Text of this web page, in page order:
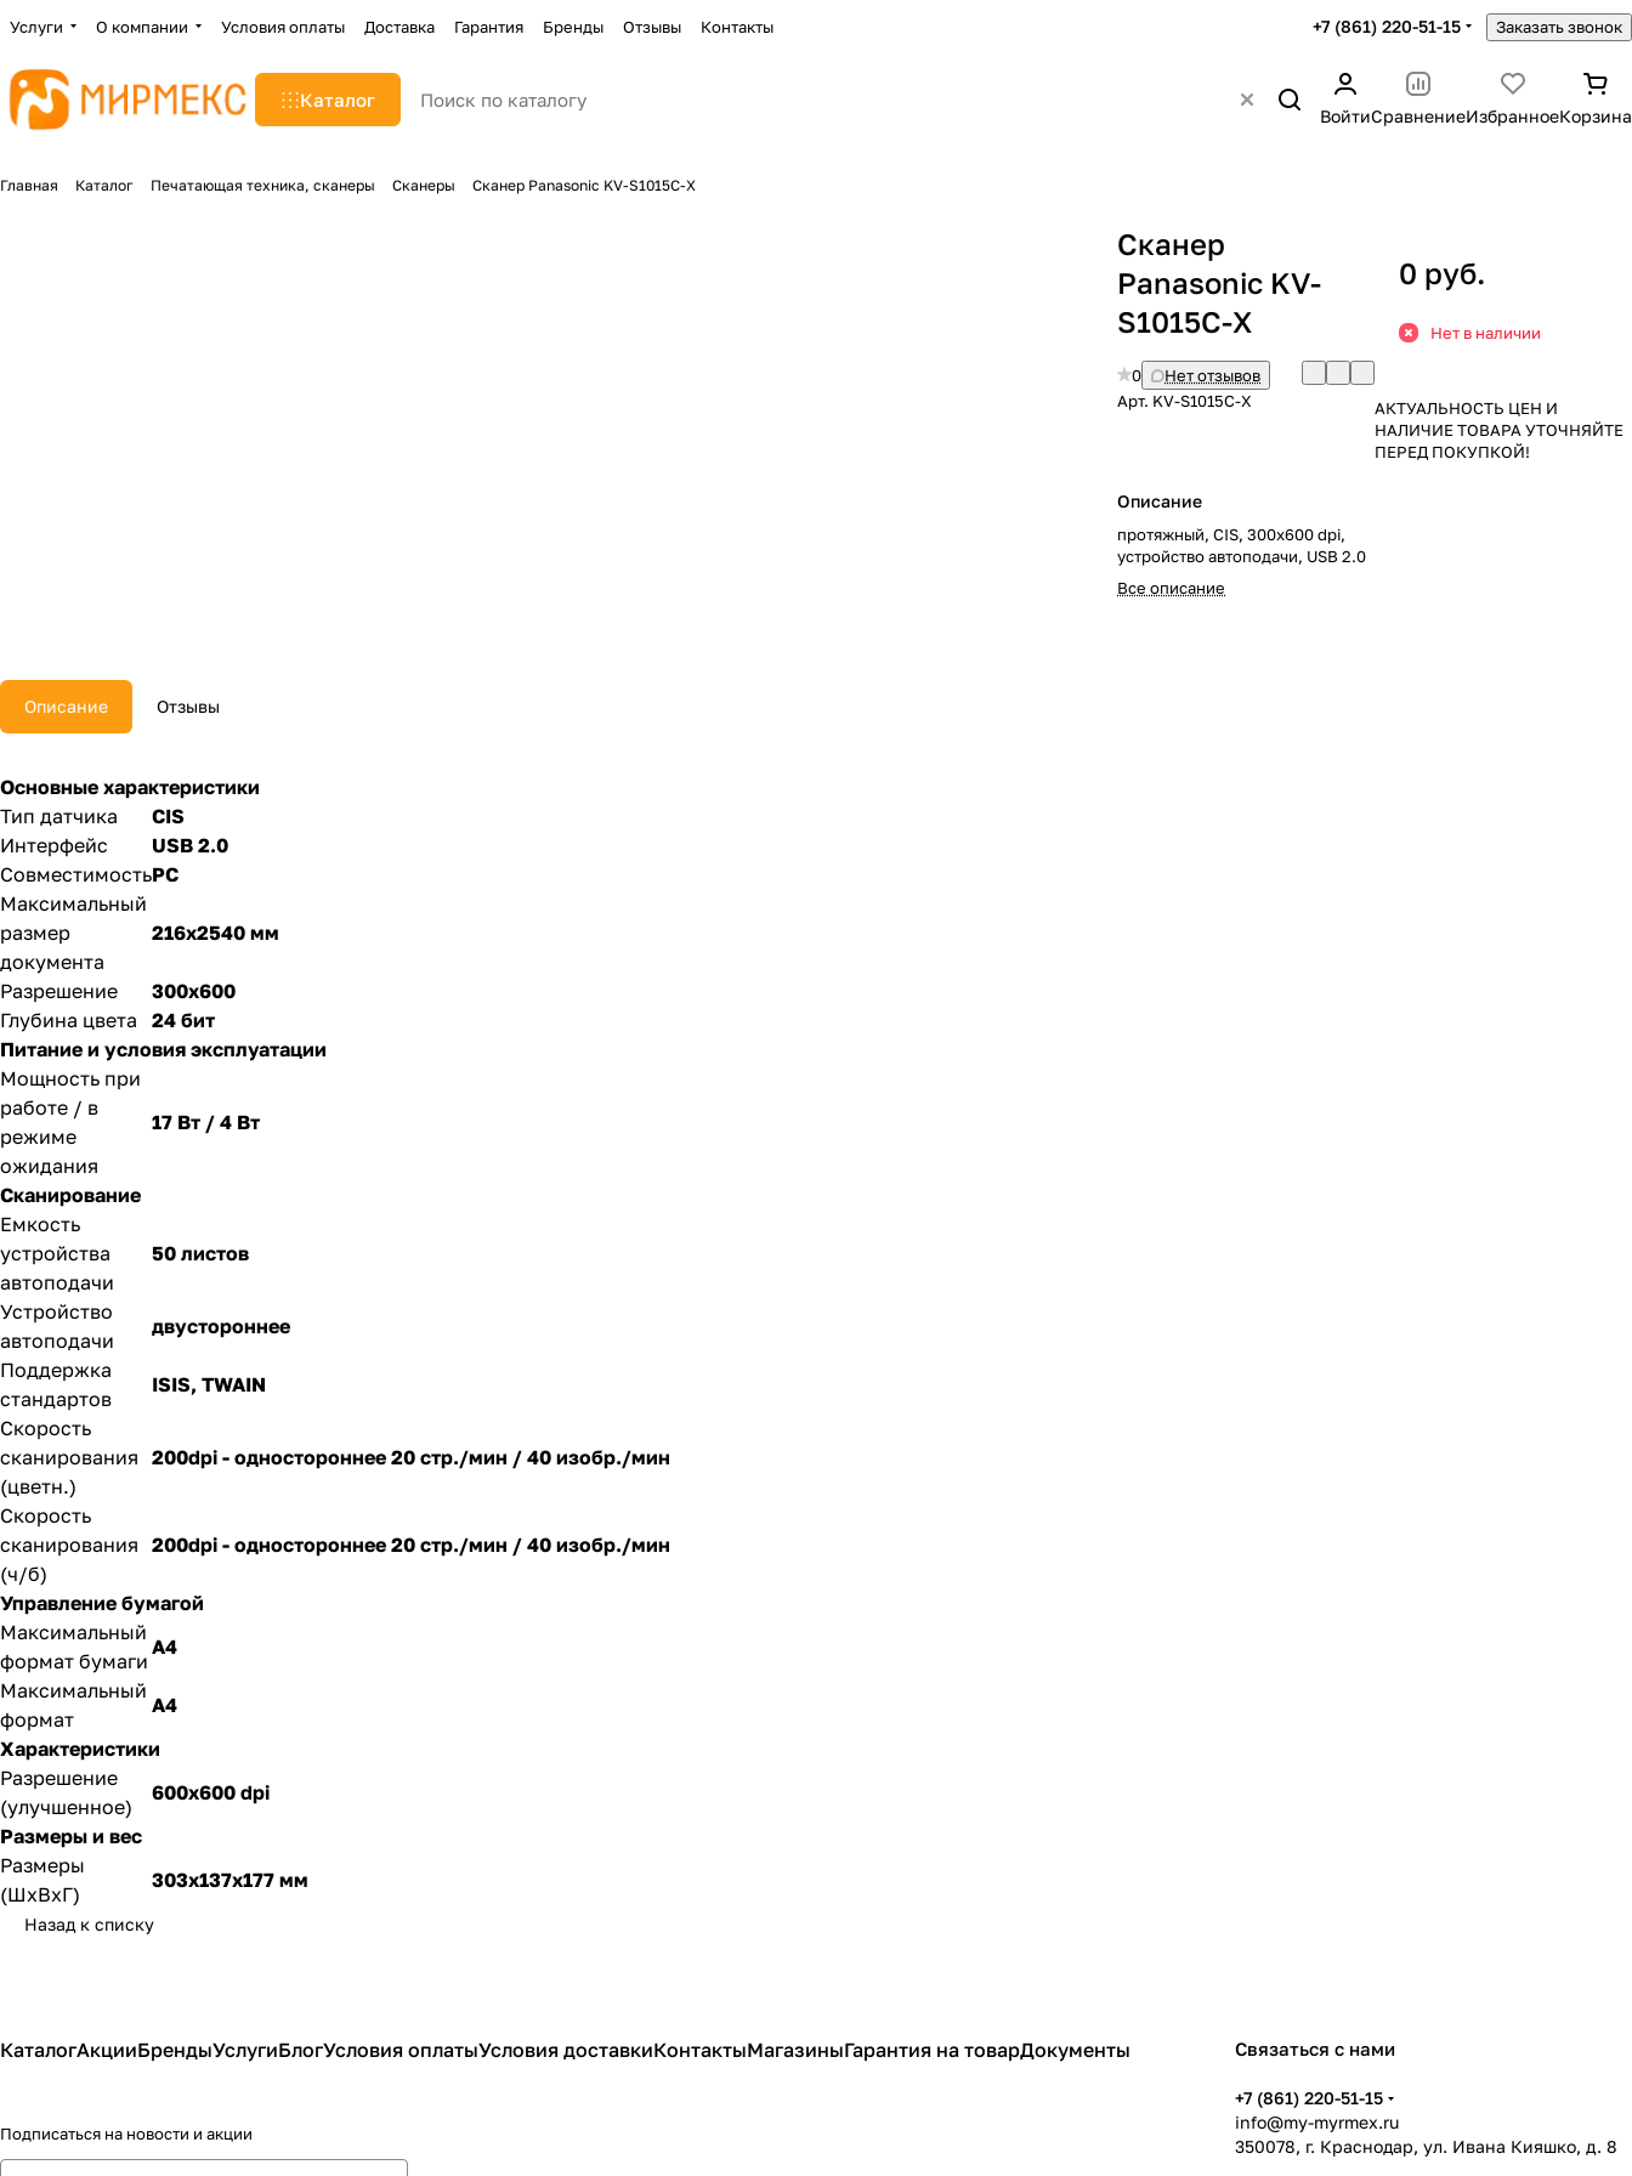
Услуги О компании Условия оплаты Доставка Гарантия Бренды Отзывы Контакты +7 (861) 220-51-15 Заказать звонок
Каталог
ВойтиСравнениеИзбранноеКорзина
Главная Каталог Печатающая техника, сканеры Сканеры Сканер Panasonic KV-S1015C-X
Сканер
Panasonic KV-
S1015C-X
0
Нет отзывов
Арт. KV-S1015C-X
Описание
протяжный, CIS, 300x600 dpi,
устройство автоподачи, USB 2.0
Все описание
0 руб.
Нет в наличии
АКТУАЛЬНОСТЬ ЦЕН И
НАЛИЧИЕ ТОВАРА УТОЧНЯЙТЕ
ПЕРЕД ПОКУПКОЙ!
Описание Отзывы
Основные характеристики
Тип датчика
CIS
Интерфейс
USB 2.0
СовместимостьPC
Максимальный
размер
документа
216x2540 мм
Разрешение
300x600
Глубина цвета
24 бит
Питание и условия эксплуатации
Мощность при
работе / в
режиме
ожидания
17 Вт / 4 Вт
Сканирование
Емкость
устройства
автоподачи
50 листов
Устройство
автоподачи
двустороннее
Поддержка
стандартов
ISIS, TWAIN
Скорость
сканирования
(цветн.)
200dpi - одностороннее 20 стр./мин / 40 изобр./мин
Скорость
сканирования
(ч/б)
200dpi - одностороннее 20 стр./мин / 40 изобр./мин
Управление бумагой
Максимальный
формат бумаги
A4
Максимальный
формат
A4
Характеристики
Разрешение
(улучшенное)
600x600 dpi
Размеры и вес
Размеры
(ШxВxГ)
303x137x177 мм
Назад к списку
КаталогАкцииБрендыУслугиБлогУсловия оплатыУсловия доставкиКонтактыМагазиныГарантия на товарДокументы
Подписаться на новости и акции
Связаться с нами
+7 (861) 220-51-15
info@my-myrmex.ru
350078, г. Краснодар, ул. Ивана Кияшко, д. 8